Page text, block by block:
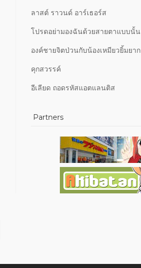
ลาสต์ ราวนด์ อาร์เธอร์ส
โปรดอย่ามองฉันด้วยสายตาแบบนั้น
องค์ชายจิตป่วนกับน้องเหมียวยิ้มยาก
คุกสวรรค์
อีเลียด ถอดรหัสแอตแลนติส
Partners